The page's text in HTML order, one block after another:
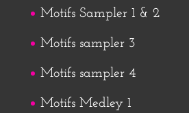
Motifs Sampler 1 & 2
Motifs sampler 3
Motifs sampler 4
Motifs Medley 1